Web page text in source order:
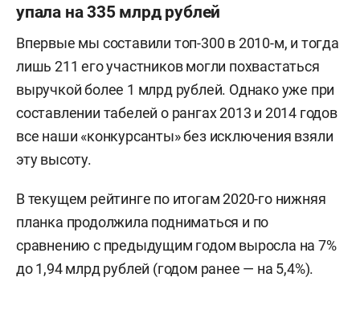
упала на 335 млрд рублей
Впервые мы составили топ-300 в 2010-м, и тогда
лишь 211 его участников могли похвастаться
выручкой более 1 млрд рублей. Однако уже при
составлении табелей о рангах 2013 и 2014 годов
все наши «конкурсанты» без исключения взяли
эту высоту.
В текущем рейтинге по итогам 2020-го нижняя
планка продолжила подниматься и по
сравнению с предыдущим годом выросла на 7%
до 1,94 млрд рублей (годом ранее — на 5,4%).